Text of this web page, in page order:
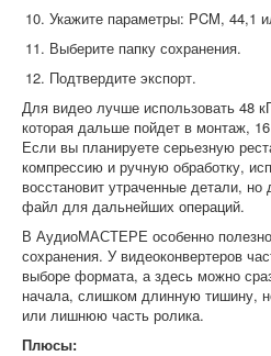
Укажите параметры: PCM, 44,1
Выберите папку сохранения.
Подтвердите экспорт.
Для видео лучше использовать 48
которая дальше пойдет в монтаж,
Если вы планируете серьезную
компрессию и ручную обработку,
восстановит утраченные детали,
файл для дальнейших операций.
В АудиоМАСТЕРЕ особенно
сохранения. У видеоконвертеров
выборе формата, а здесь можно
начала, слишком длинную тишину,
или лишнюю часть ролика.
Плюсы: